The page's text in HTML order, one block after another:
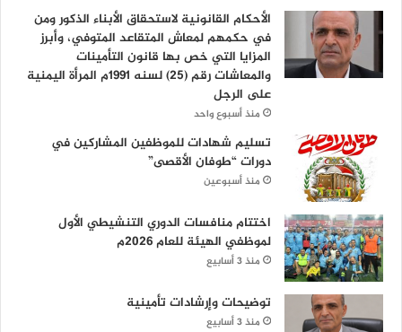
الأحكام القانونية لاستحقاق الأبناء الذكور ومن
في حكمهم لمعاش المتقاعد المتوفي، وأبرز
المزايا التي خص بها قانون التأمينات
والمعاشات رقم (25) لسنه 1991م المرأة اليمنية
على الرجل
منذ أسبوع واحد
تسليم شهادات للموظفين المشاركين في
دورات “طوفان الأقصى”
منذ أسبوعين
اختتام منافسات الدوري التنشيطي الأول
لموظفي الهيئة للعام 2026م
منذ 3 أسابيع
توضيحات وإرشادات تأمينية
منذ 3 أسابيع